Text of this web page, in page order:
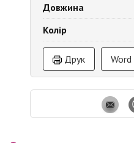
Довжина
Колір
Друк Word